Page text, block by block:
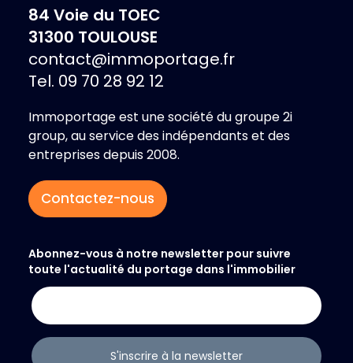
84 Voie du TOEC
31300 TOULOUSE
contact@immoportage.fr
Tel. 09 70 28 92 12
Immoportage est une société du groupe 2i
group, au service des indépendants et des
entreprises depuis 2008.
Contactez-nous
Abonnez-vous à notre newsletter pour suivre
toute l'actualité du portage dans l'immobilier
S'inscrire à la newsletter